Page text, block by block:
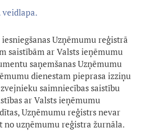
Uzņēmumu reģistrā
saistībām ar Valsts ieņēmumu
saņemšanas Uzņēmumu
dienestam pieprasa izziņu
saimniecības saistību
ar Valsts ieņēmumu
Uzņēmumu reģistrs nevar
no uzņēmumu reģistra žurnāla.